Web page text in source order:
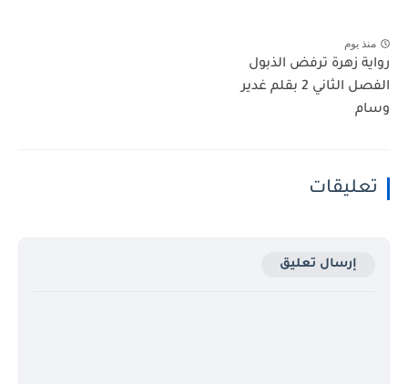
منذ يوم
رواية زهرة ترفض الذبول
الفصل الثاني 2 بقلم غدير
وسام
تعليقات
إرسال تعليق